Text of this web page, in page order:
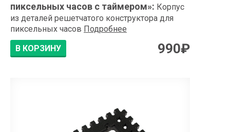
пиксельных часов с таймером»: Корпус
из деталей решетчатого конструктора для
пиксельных часов Подробнее
В КОРЗИНУ
990₽